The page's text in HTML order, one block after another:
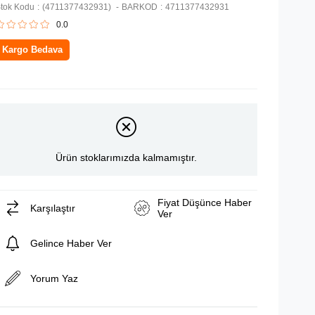
Kodu (4711377432931) BARKOD : 4711377432931
0.0
Kargo Bedava
Ürün stoklarımızda kalmamıştır.
Karşılaştır
Fiyat Düşünce Haber
Ver
Gelince Haber Ver
Yorum Yaz